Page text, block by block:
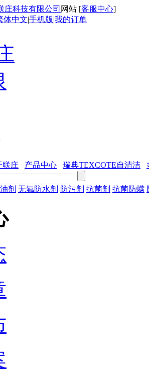
庄科技有限公司 网站 [客服中心]
体中文|手机版|我的订单
联庄 产品中心 瑞典TEXCOTE自清洁
剂 无氟防水剂 防污剂 抗菌剂 抗菌防螨